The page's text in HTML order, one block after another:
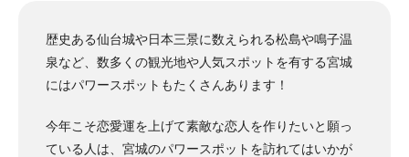
歴史ある仙台城や日本三景に数えられる松島や鳴子温
泉など、数多くの観光地や人気スポットを有する宮城
にはパワースポットもたくさんあります！
今年こそ恋愛運を上げて素敵な恋人を作りたいと願っ
ている人は、宮城のパワースポットを訪れてはいかが